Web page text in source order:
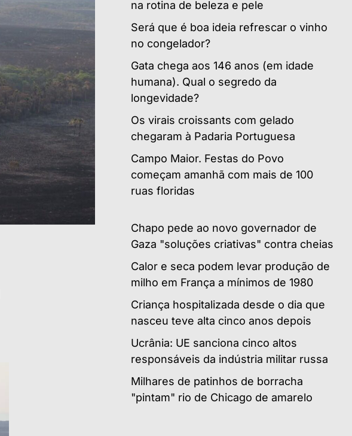
na rotina de beleza e pele
Será que é boa ideia refrescar o vinho
no congelador?
Gata chega aos 146 anos (em idade
humana). Qual o segredo da
longevidade?
Os virais croissants com gelado
chegaram à Padaria Portuguesa
Campo Maior. Festas do Povo
começam amanhã com mais de 100
ruas floridas
Chapo pede ao novo governador de
Gaza "soluções criativas" contra cheias
Calor e seca podem levar produção de
milho em França a mínimos de 1980
Criança hospitalizada desde o dia que
nasceu teve alta cinco anos depois
Ucrânia: UE sanciona cinco altos
responsáveis da indústria militar russa
Milhares de patinhos de borracha
"pintam" rio de Chicago de amarelo